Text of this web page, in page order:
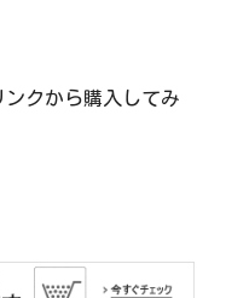
クから購入してみ